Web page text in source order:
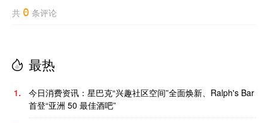
共 0 条评论
最热
1.
今日消费资讯：星巴克“兴趣社区空间”全面焕新、Ralph's Bar
首登“亚洲 50 最佳酒吧”